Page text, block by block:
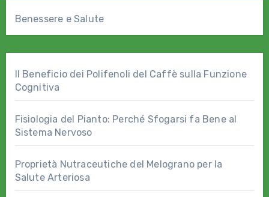
Benessere e Salute
Il Beneficio dei Polifenoli del Caffè sulla Funzione
Cognitiva
Fisiologia del Pianto: Perché Sfogarsi fa Bene al
Sistema Nervoso
Proprietà Nutraceutiche del Melograno per la
Salute Arteriosa